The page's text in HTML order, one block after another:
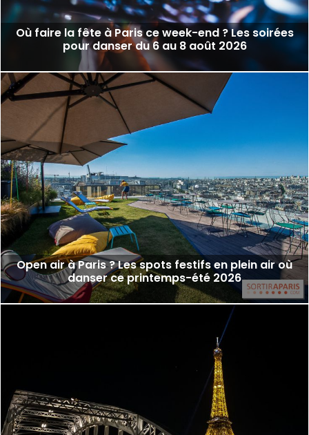
Où faire la fête à Paris ce week-end ? Les soirées
pour danser du 6 au 8 août 2026
Open air à Paris ? Les spots festifs en plein air où
danser ce printemps-été 2026